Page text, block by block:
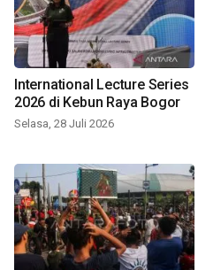
International Lecture Series
2026 di Kebun Raya Bogor
Selasa, 28 Juli 2026